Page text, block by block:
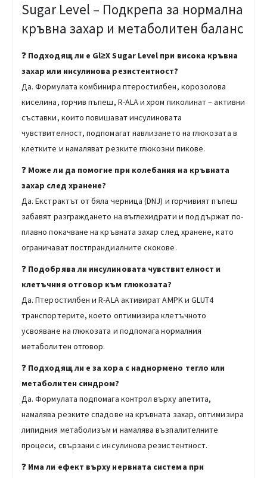
Sugar Level – Подкрепа за нормална
кръвна захар и метаболитен баланс
❓ Подходящ ли е Gl≥Х Sugar Level при висока кръвна
захар или инсулинова резистентност?
Да. Формулата комбинира птеростилбен, корозолова
киселина, горчив пъпеш, R-ALA и хром пиколинат – активни
съставки, които повишават инсулиновата
чувствителност, подпомагат навлизането на глюкозата в
клетките и намаляват резките глюкозни пикове.
❓ Може ли да помогне при колебания на кръвната
захар след хранене?
Да. Екстрактът от бяла черница (DNJ) и горчивият пъпеш
забавят разграждането на въглехидрати и поддържат по-
плавно покачване на кръвната захар след хранене, като
ограничават постпрандиалните скокове.
❓ Подобрява ли инсулиновата чувствителност и
клетъчния отговор към глюкозата?
Да. Птеростилбен и R-ALA активират AMPK и GLUT4
транспортерите, което оптимизира клетъчното
усвояване на глюкозата и подпомага нормалния
метаболитен отговор.
❓ Подходящ ли е за хора с наднормено тегло или
метаболитен синдром?
Да. Формулата подпомага контрол върху апетита,
намалява резките спадове на кръвната захар, оптимизира
липидния метаболизъм и намалява възпалителните
процеси, свързани с инсулинова резистентност.
❓ Има ли ефект върху нервната система при